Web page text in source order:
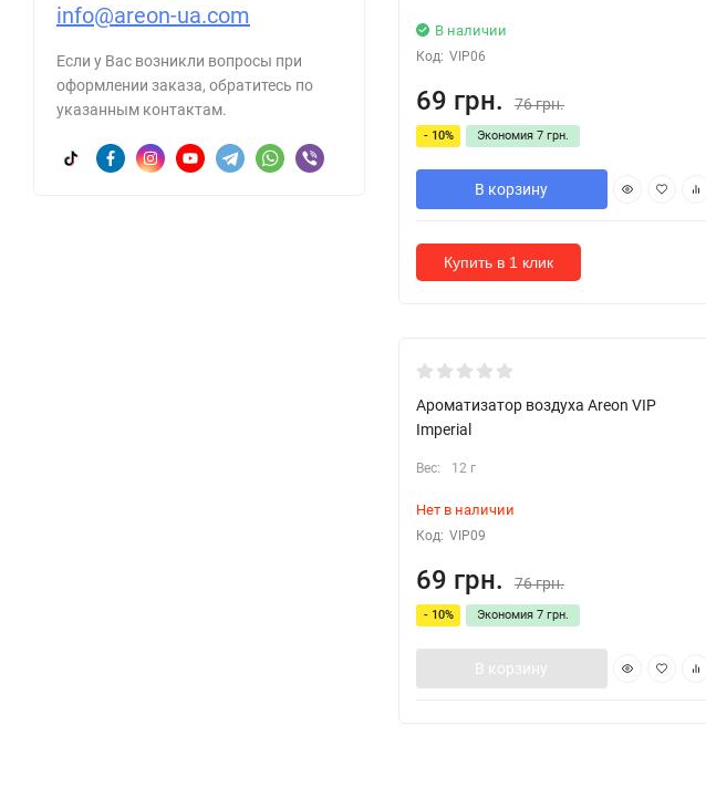
info@areon-ua.com
Если у Вас возникли вопросы при
оформлении заказа, обратитесь по
указанным контактам.
В наличии
Код: VIP06
69 грн. 76 грн.
- 10% Экономия 7 грн.
В корзину
Купить в 1 клик
Ароматизатор воздуха Areon VIP
Imperial
Вес: 12 г
Нет в наличии
Код: VIP09
69 грн. 76 грн.
- 10% Экономия 7 грн.
В корзину